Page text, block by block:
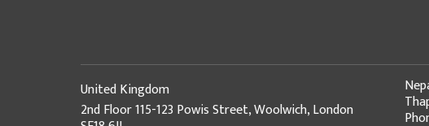
United Kingdom
2nd Floor 115-123 Powis Street, Woolwich, London